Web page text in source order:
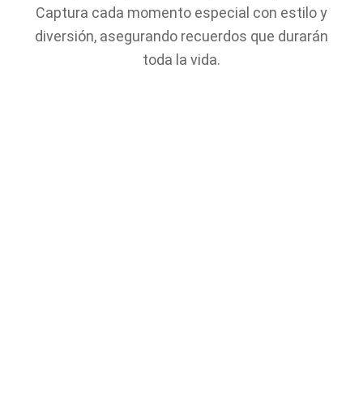
Captura cada momento especial con estilo y
diversión, asegurando recuerdos que durarán
toda la vida.